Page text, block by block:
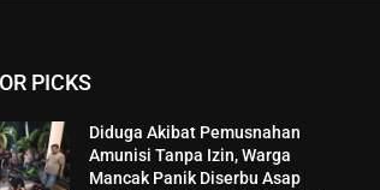
PICKS
Diduga Akibat Pemusnahan
Amunisi Tanpa Izin, Warga
Mancak Panik Diserbu Asap